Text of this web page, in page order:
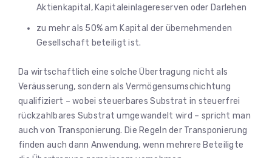
Aktienkapital, Kapitaleinlagereserven oder Darlehen
zu mehr als 50% am Kapital der übernehmenden
Gesellschaft beteiligt ist.
Da wirtschaftlich eine solche Übertragung nicht als
Veräusserung, sondern als Vermögensumschichtung
qualifiziert – wobei steuerbares Substrat in steuerfrei
rückzahlbares Substrat umgewandelt wird – spricht man
auch von Transponierung. Die Regeln der Transponierung
finden auch dann Anwendung, wenn mehrere Beteiligte